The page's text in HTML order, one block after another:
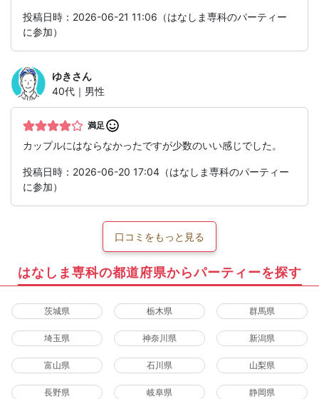
投稿日時：2026-06-21 11:06（はなしま専科のパーティー
に参加）
ゆきさん
40代｜男性
満足
カップルにはならなかったですが少数のいい感じでした。
投稿日時：2026-06-20 17:04（はなしま専科のパーティー
に参加）
口コミをもっと見る
はなしま専科の都道府県からパーティーを探す
茨城県 栃木県 群馬県
埼玉県 神奈川県 新潟県
富山県 石川県 山梨県
長野県 岐阜県 静岡県